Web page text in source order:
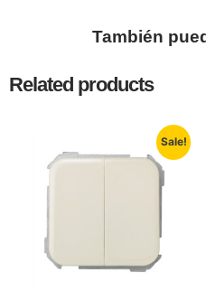
También
Related products
Sale!